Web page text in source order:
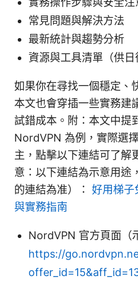
常見問題與解決方法
最新統計與趨勢分析
資源與工具清單（供日
如果你在尋找一個穩定、
本文也會穿插一些實務建
試錯成本。附：本文中提
NordVPN 為例，實際選
主，點擊以下連結可了解
意：以下連結為示意用途
的連結為准）： 好用梯子
與實務指南
NordVPN 官方頁面（
https://